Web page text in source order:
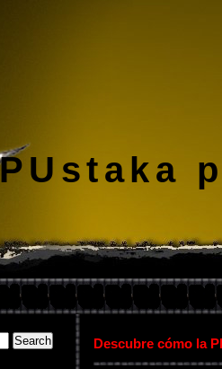
PUstaka
Descubre cómo la